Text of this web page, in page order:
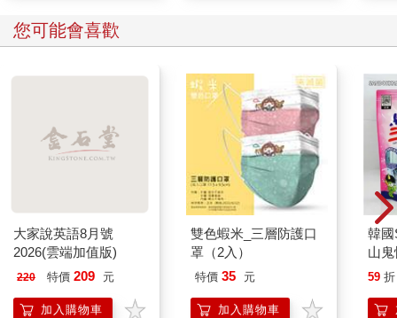
您可能會喜歡
大家說英語8月號
2026(雲端加值版)
220 特價 209 元
加入購物車
雙色蝦米_三層防護口
罩（2入）
特價 35 元
加入購物車
韓
山
450
59 折